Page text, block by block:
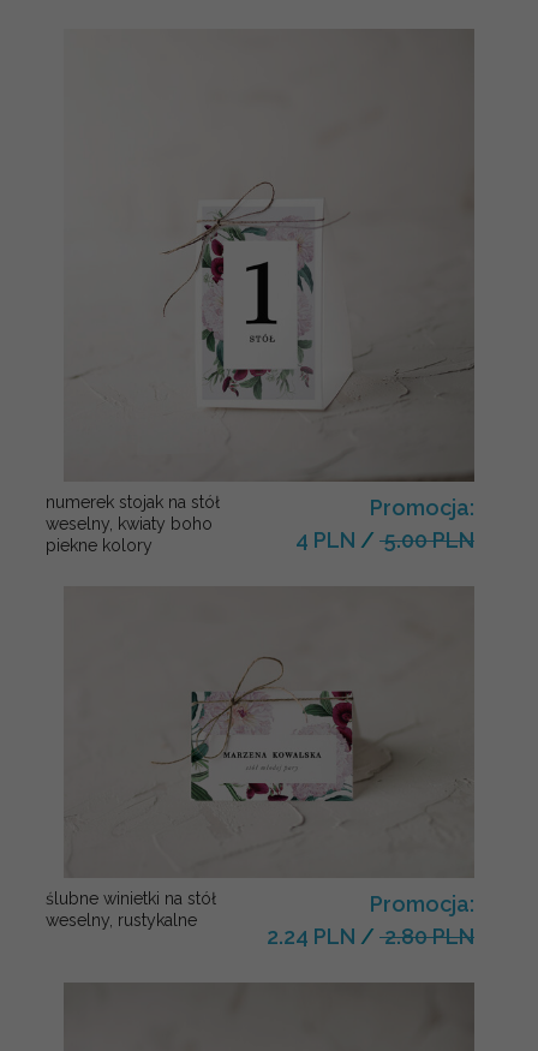
numerek stojak na stół
weselny, kwiaty boho
piekne kolory
Promocja:
4 PLN / 5.00 PLN
ślubne winietki na stół
weselny, rustykalne
Promocja:
2.24 PLN / 2.80 PLN